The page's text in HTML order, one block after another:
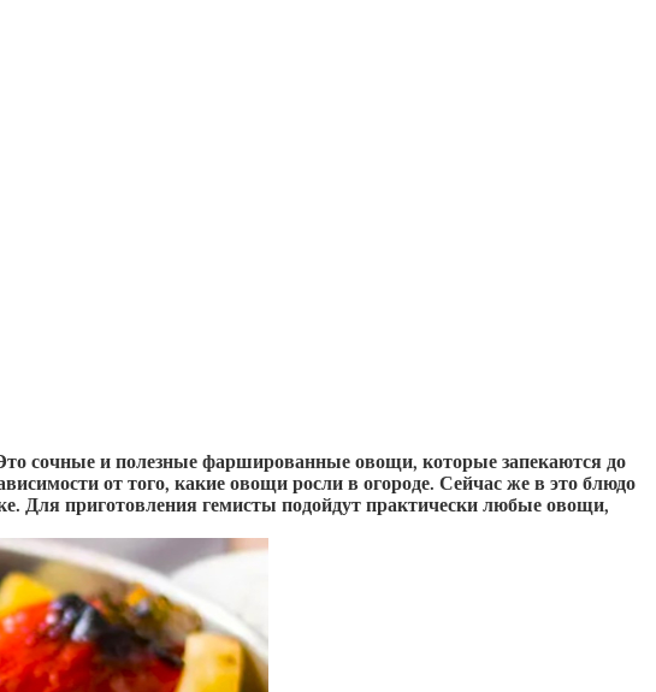
сочные и полезные фаршированные овощи, которые запекаются до
от того, какие овощи росли в огороде. Сейчас же в это блюдо
Для приготовления гемисты подойдут практически любые овощи,